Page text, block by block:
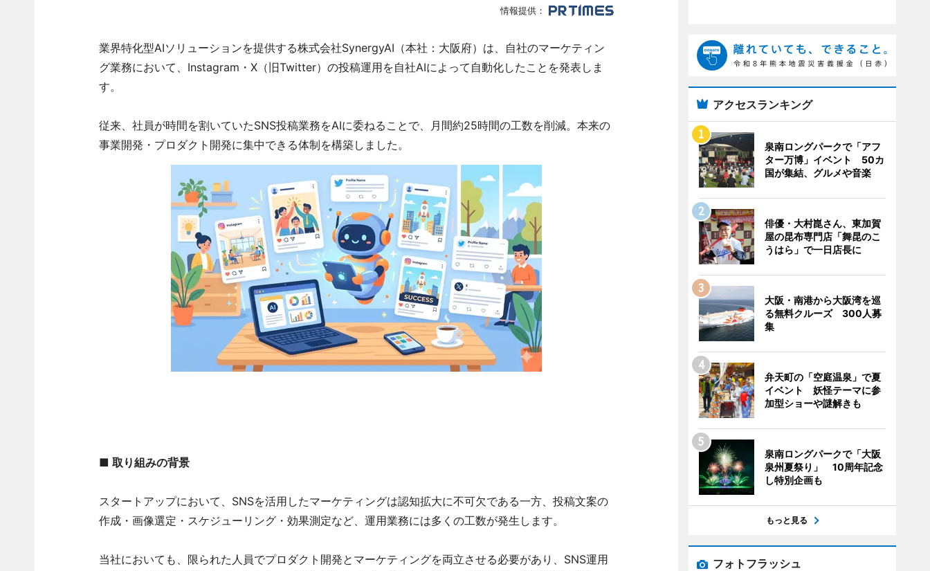
情報提供：
業界特化型AIソリューションを提供する株式会社SynergyAI（本社：大阪府）は、自社のマーケティン
グ業務において、Instagram・X（旧Twitter）の投稿運用を自社AIによって自動化したことを発表しま
す。
従来、社員が時間を割いていたSNS投稿業務をAIに委ねることで、月間約25時間の工数を削減。本来の
事業開発・プロダクト開発に集中できる体制を構築しました。
■ 取り組みの背景
スタートアップにおいて、SNSを活用したマーケティングは認知拡大に不可欠である一方、投稿文案の
作成・画像選定・スケジューリング・効果測定など、運用業務には多くの工数が発生します。
当社においても、限られた人員でプロダクト開発とマーケティングを両立させる必要があり、SNS運用
アクセスランキング
泉南ロングパークで「アフ
ター万博」イベント 50カ
国が集結、グルメや音楽
俳優・大村崑さん、東加賀
屋の昆布専門店「舞昆のこ
うはら」で一日店長に
大阪・南港から大阪湾を巡
る無料クルーズ 300人募
集
弁天町の「空庭温泉」で夏
イベント 妖怪テーマに参
加型ショーや謎解きも
泉南ロングパークで「大阪
泉州夏祭り」 10周年記念
し特別企画も
もっと見る
フォトフラッシュ